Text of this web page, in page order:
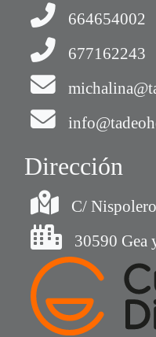
664654002
677162243
Dirección
C/
30590 Gea